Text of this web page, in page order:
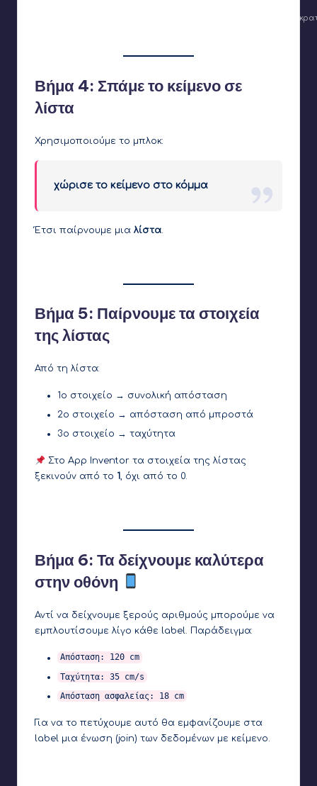
Το κείμενο που έρχεται είναι σε μορφή λίστας (stringValues) και
Βήμα 4: Σπάμε το κείμενο σε
λίστα
Χρησιμοποιούμε το μπλοκ:
χώρισε το κείμενο στο κόμμα
Έτσι παίρνουμε μια λίστα.
Βήμα 5: Παίρνουμε τα στοιχεία
της λίστας
Από τη λίστα:
1ο στοιχείο → συνολική απόσταση
2ο στοιχείο → απόσταση από μπροστά
3ο στοιχείο → ταχύτητα
Στο App Inventor τα στοιχεία της λίστας
ξεκινούν από το 1, όχι από το 0.
Βήμα 6: Τα δείχνουμε καλύτερα
στην οθόνη
Αντί να δείχνουμε ξερούς αριθμούς μπορούμε να
εμπλουτίσουμε λίγο κάθε label. Παράδειγμα:
Απόσταση: 120 cm
Ταχύτητα: 35 cm/s
Απόσταση ασφαλείας: 18 cm
Για να το πετύχουμε αυτό θα εμφανίζουμε στα
label μια ένωση (join) των δεδομένων με κείμενο.